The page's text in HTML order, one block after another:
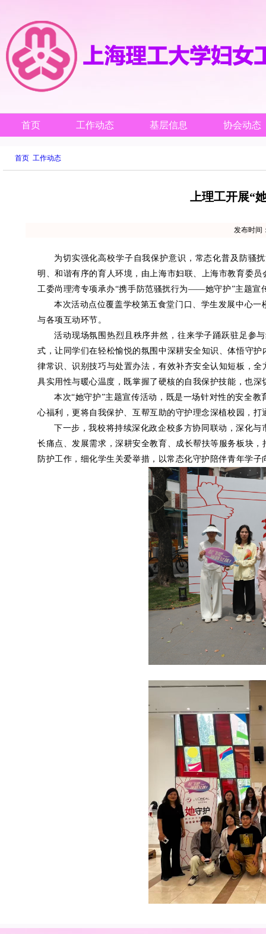
首页 工作动态 基层信息 协会动态
首页 工作动态
上理工开展“
发布时间
为切实强化高校学子自我保护意识，常态化普及防骚
明、和谐有序的育人环境，由上海市妇联、上海市教育委
工委尚理湾专项承办“携手防范骚扰行为——她守护”主题宣
本次活动点位覆盖学校第五食堂门口、学生发展中心
与各项互动环节。
活动现场氛围热烈且秩序井然，往来学子踊跃驻足参
式，让同学们在轻松愉悦的氛围中深耕安全知识、体悟守
律常识、识别技巧与处置办法，有效补齐安全认知短板，
具实用性与暖心温度，既掌握了硬核的自我保护技能，也
本次“她守护”主题宣传活动，既是一场针对性的安全
心福利，更将自我保护、互帮互助的守护理念深植校园，
下一步，我校将持续深化政企校多方协同联动，深化
长痛点、发展需求，深耕安全教育、成长帮扶等服务板块
防护工作，细化学生关爱举措，以常态化守护陪伴青年学